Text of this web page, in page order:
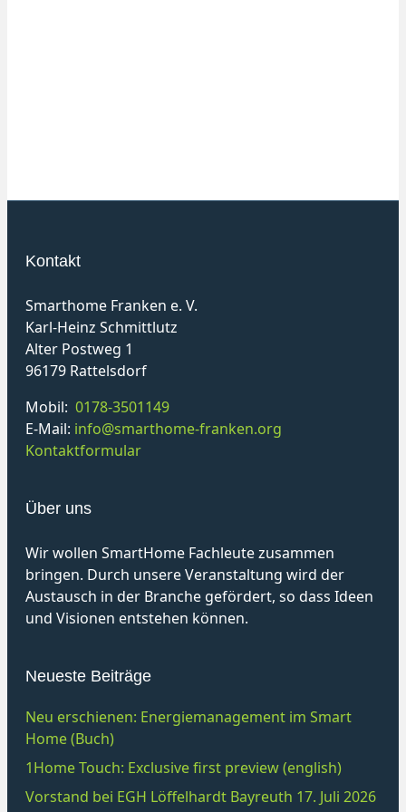
Kontakt
Smarthome Franken e. V.
Karl-Heinz Schmittlutz
Alter Postweg 1
96179 Rattelsdorf
Mobil: 0178-3501149
E-Mail: info@smarthome-franken.org
Kontaktformular
Über uns
Wir wollen SmartHome Fachleute zusammen
bringen. Durch unsere Veranstaltung wird der
Austausch in der Branche gefördert, so dass Ideen
und Visionen entstehen können.
Neueste Beiträge
Neu erschienen: Energiemanagement im Smart
Home (Buch)
1Home Touch: Exclusive first preview (english)
Vorstand bei EGH Löffelhardt Bayreuth 17. Juli 2026